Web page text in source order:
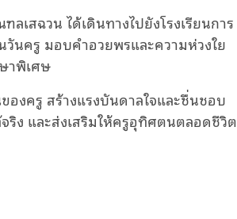
เสฉวน ได้เดินทางไปยังโรงเรียนการ
นครู มอบคำอวยพรและความห่วงใย
าพิเศษ
งครู สร้างแรงบันดาลใจและชื่นชอบ
ง และส่งเสริมให้ครูอุทิศตนตลอดชีวิต